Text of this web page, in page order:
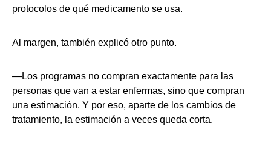
protocolos de qué medicamento se usa.
Al margen, también explicó otro punto.
—Los programas no compran exactamente para las
personas que van a estar enfermas, sino que compran
una estimación. Y por eso, aparte de los cambios de
tratamiento, la estimación a veces queda corta.